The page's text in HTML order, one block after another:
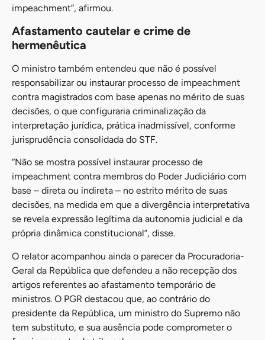
impeachment”, afirmou.
Afastamento cautelar e crime de
hermenêutica
O ministro também entendeu que não é possível
responsabilizar ou instaurar processo de impeachment
contra magistrados com base apenas no mérito de suas
decisões, o que configuraria criminalização da
interpretação jurídica, prática inadmissível, conforme
jurisprudência consolidada do STF.
“Não se mostra possível instaurar processo de
impeachment contra membros do Poder Judiciário com
base – direta ou indireta – no estrito mérito de suas
decisões, na medida em que a divergência interpretativa
se revela expressão legítima da autonomia judicial e da
própria dinâmica constitucional”, disse.
O relator acompanhou ainda o parecer da Procuradoria-
Geral da República que defendeu a não recepção dos
artigos referentes ao afastamento temporário de
ministros. O PGR destacou que, ao contrário do
presidente da República, um ministro do Supremo não
tem substituto, e sua ausência pode comprometer o